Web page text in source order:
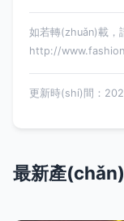
如若轉(zhuǎn)載，
http://
更新時(shí)間：
最新產